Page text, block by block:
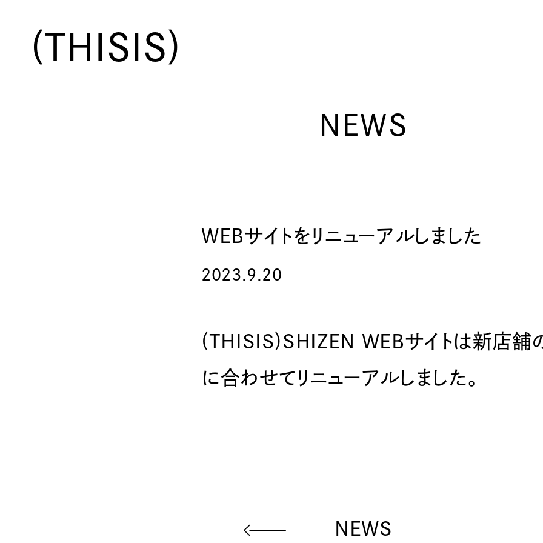
(THISIS)
NEWS
WEBサイトをリニューアルしました
2023.9.20
(THISIS)SHIZEN WEBサイトは新店舗
に合わせてリニューアルしました。
NEWS